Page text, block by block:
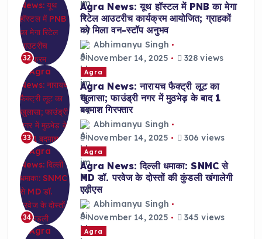
32
Agra News: यूथ हॉस्टल में PNB का मेगा
रिटेल आउटरीच कार्यक्रम आयोजित; ग्राहकों
को मिला वन-स्टॉप अनुभव
Abhimanyu Singh
November 14, 2025
328 views
33
Agra
Agra News: नारायच फैक्ट्री लूट का
खुलासा; फाउंड्री नगर में मुठभेड़ के बाद 1
बदमाश गिरफ्तार
Abhimanyu Singh
November 14, 2025
306 views
34
Agra
Agra News: दिल्ली धमाका: SNMC से
MD डॉ. परवेज के दोस्तों की कुंडली खंगालेगी
एटीएस
Abhimanyu Singh
November 14, 2025
345 views
Agra